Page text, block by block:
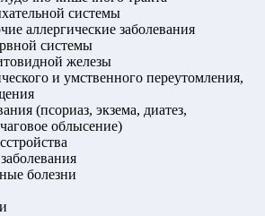
системы
аллергические заболевания
системы
железы
и умственного переутомления,
(псориаз, экзема, диатез,
облысение)
болезни